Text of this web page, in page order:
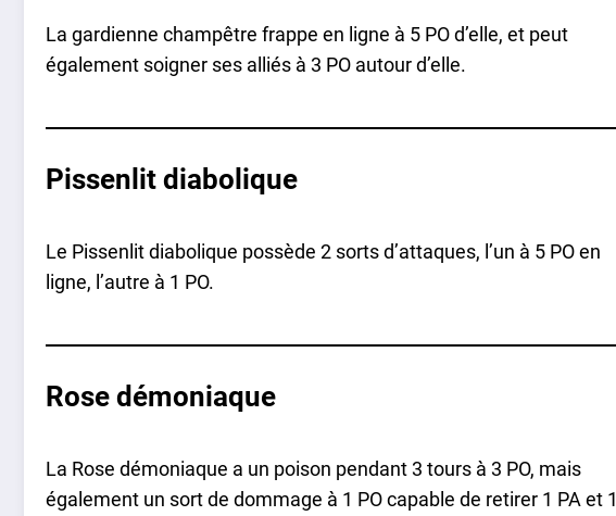
La gardienne champêtre frappe en ligne à 5 PO d’elle, et peut
également soigner ses alliés à 3 PO autour d’elle.
Pissenlit diabolique
Le Pissenlit diabolique possède 2 sorts d’attaques, l’un à 5 PO en
ligne, l’autre à 1 PO.
Rose démoniaque
La Rose démoniaque a un poison pendant 3 tours à 3 PO, mais
également un sort de dommage à 1 PO capable de retirer 1 PA et 1